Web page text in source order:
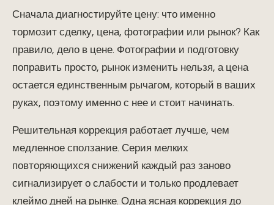
Сначала диагностируйте цену: что именно
тормозит сделку, цена, фотографии или рынок? Как
правило, дело в цене. Фотографии и подготовку
поправить просто, рынок изменить нельзя, а цена
остается единственным рычагом, который в ваших
руках, поэтому именно с нее и стоит начинать.
Решительная коррекция работает лучше, чем
медленное сползание. Серия мелких
повторяющихся снижений каждый раз заново
сигнализирует о слабости и только продлевает
клеймо дней на рынке. Одна ясная коррекция до